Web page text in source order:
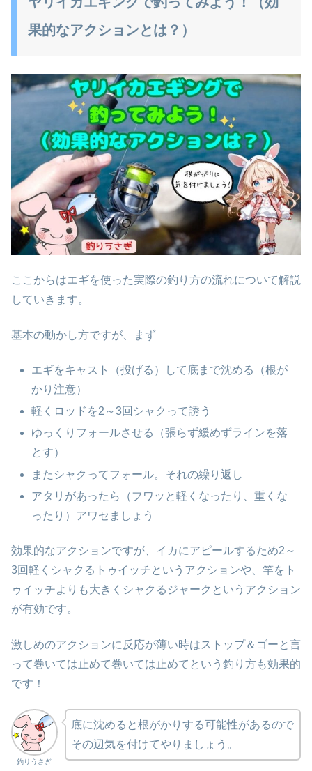
果的なアクションとは？）
ここからはエギを使った実際の釣り方の流れについて解説
していきます。
基本の動かし方ですが、まず
エギをキャスト（投げる）して底まで沈める（根が
かり注意）
軽くロッドを2～3回シャクって誘う
ゆっくりフォールさせる（張らず緩めずラインを落
とす）
またシャクってフォール。それの繰り返し
アタリがあったら（フワッと軽くなったり、重くな
ったり）アワセましょう
効果的なアクションですが、イカにアピールするため2～
3回軽くシャクるトゥイッチというアクションや、竿をト
ゥイッチよりも大きくシャクるジャークというアクション
が有効です。
激しめのアクションに反応が薄い時はストップ＆ゴーと言
って巻いては止めて巻いては止めてという釣り方も効果的
です！
釣りうさぎ
底に沈めると根がかりする可能性があるので
その辺気を付けてやりましょう。